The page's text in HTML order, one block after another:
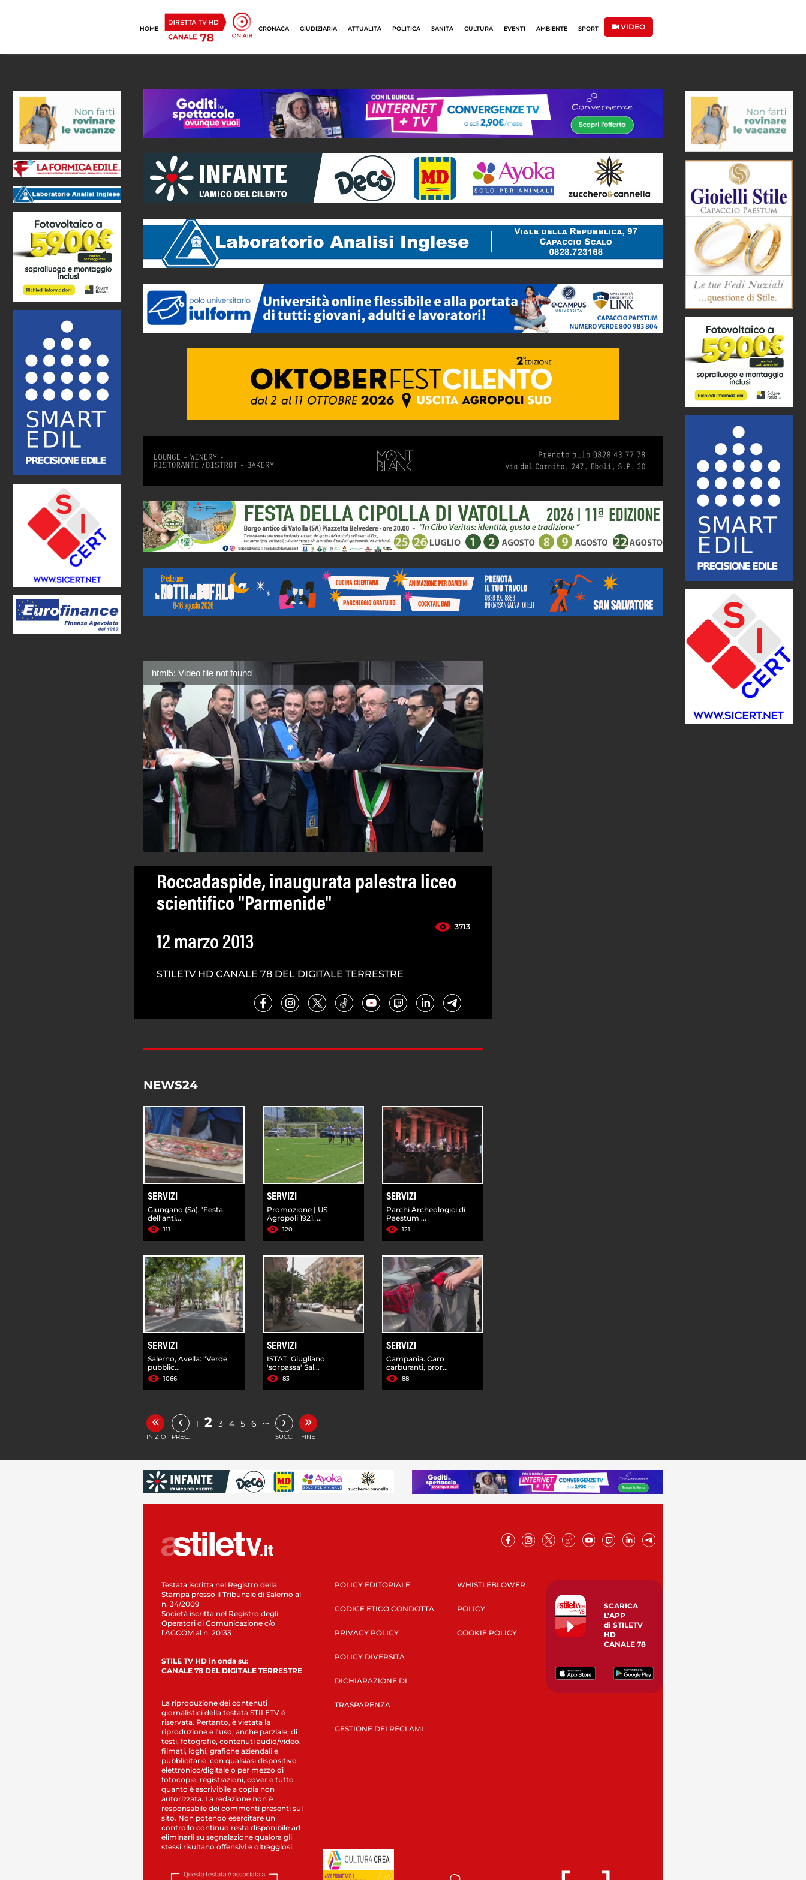
HOME CRONACA GIUDIZIARIA ATTUALITÀ POLITICA SANITÀ CULTURA EVENTI AMBIENTE SPORT VIDEO
html5: Video file not found
Roccadaspide, inaugurata palestra liceo
scientifico "Parmenide"
3713
12 marzo 2013
STILETV HD CANALE 78 DEL DIGITALE TERRESTRE
NEWS24
SERVIZI
Giungano (Sa), 'Festa
dell'anti...
111
SERVIZI
Promozione | US
Agropoli 1921. ...
120
SERVIZI
Parchi Archeologici di
Paestum ...
121
SERVIZI
Salerno, Avella: "Verde
pubblic...
1066
SERVIZI
ISTAT. Giugliano
'sorpassa' Sal...
83
SERVIZI
Campania. Caro
carburanti, pror...
88
«
INIZIO
‹
PREC.
1 2 3 4 5 6 … ›
SUCC.
»
FINE
Testata iscritta nel Registro della
Stampa presso il Tribunale di Salerno al
n. 34/2009
Società iscritta nel Registro degli
Operatori di Comunicazione c/o
l’AGCOM al n. 20133
STILE TV HD in onda su:
CANALE 78 DEL DIGITALE TERRESTRE
La riproduzione dei contenuti
giornalistici della testata STILETV è
riservata. Pertanto, è vietata la
riproduzione e l’uso, anche parziale, di
testi, fotografie, contenuti audio/video,
filmati, loghi, grafiche aziendali e
pubblicitarie, con qualsiasi dispositivo
elettronico/digitale o per mezzo di
fotocopie, registrazioni, cover e tutto
quanto è ascrivibile a copia non
autorizzata. La redazione non è
responsabile dei commenti presenti sul
sito. Non potendo esercitare un
controllo continuo resta disponibile ad
eliminarli su segnalazione qualora gli
stessi risultano offensivi e oltraggiosi.
POLICY EDITORIALE
CODICE ETICO CONDOTTA
PRIVACY POLICY
POLICY DIVERSITÀ
DICHIARAZIONE DI
TRASPARENZA
GESTIONE DEI RECLAMI
WHISTLEBLOWER
POLICY
COOKIE POLICY
SCARICA
L’APP
di STILETV
HD
CANALE 78